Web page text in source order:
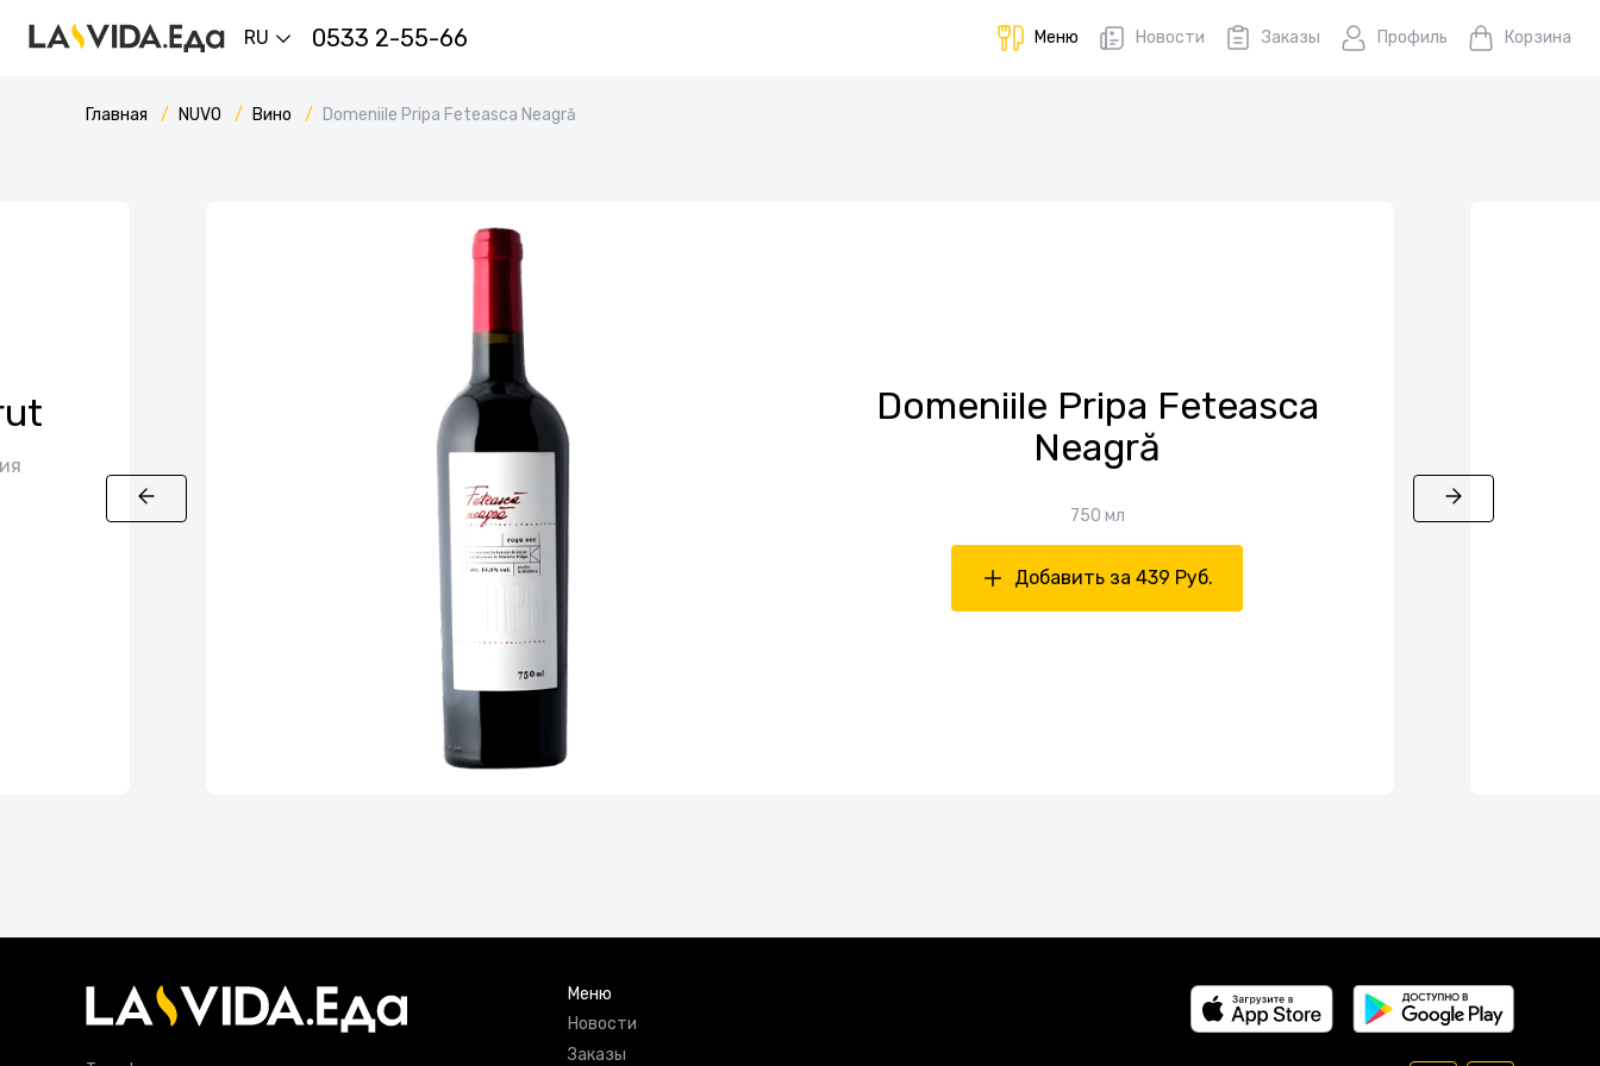
RU 0533 2-55-66 Меню Новости Заказы Профиль Корзина
Главная NUVO Вино Domeniile Pripa Feteasca Neagră
Domeniile Pripa Feteasca
Neagră
750 мл
Добавить за 439 Руб.
Меню
Новости
Заказы